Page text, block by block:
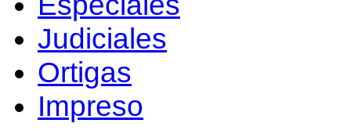
Judiciales
Ortigas
Impreso